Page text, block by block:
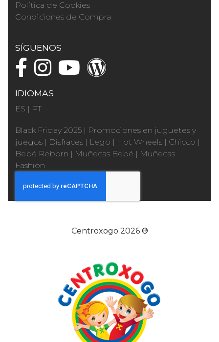
Política de Cookies
Condiciones de Compra
SÍGUENOS
IDIOMAS
ES | PT
Black Friday 2025 | Promociones en juguetes y
juegos | Disfraces | Lego | Hot Wheels | Chicco |
Bebé Reborn | Muñecas Bebé | Muñecas
Fashion
Centroxogo 2026 ®